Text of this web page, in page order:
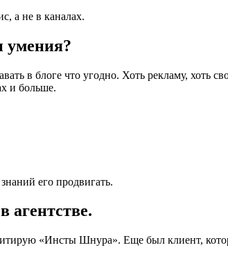
а не в каналах.
умения?
в блоге что угодно. Хоть рекламу, хоть
и больше.
его продвигать.
агентстве.
«Инсты Шнура». Еще был клиент,